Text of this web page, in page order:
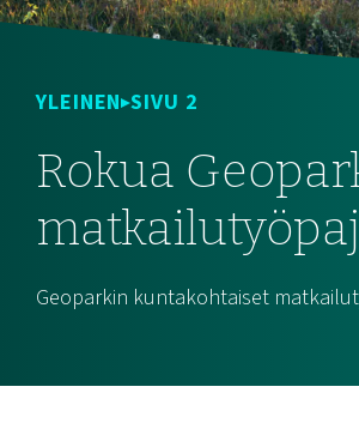
YLEINEN SIVU 2
Rokua
Geoparkin kuntakohtaiset